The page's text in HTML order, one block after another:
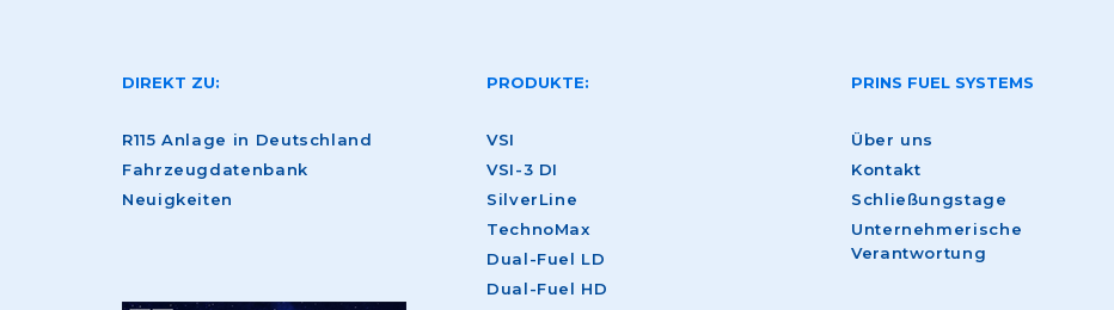
DIREKT ZU:
R115 Anlage in Deutschland
Fahrzeugdatenbank
Neuigkeiten
PRODUKTE:
VSI
VSI-3 DI
SilverLine
TechnoMax
Dual-Fuel LD
Dual-Fuel HD
PRINS FUEL SYSTEMS
Über uns
Kontakt
Schließungstage
Unternehmerische
Verantwortung